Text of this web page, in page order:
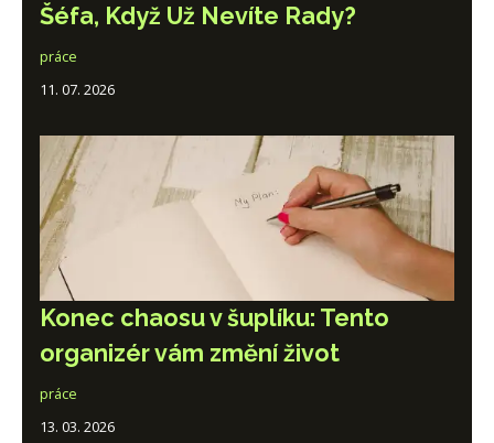
Šéfa, Když Už Nevíte Rady?
práce
11. 07. 2026
Konec chaosu v šuplíku: Tento
organizér vám změní život
práce
13. 03. 2026